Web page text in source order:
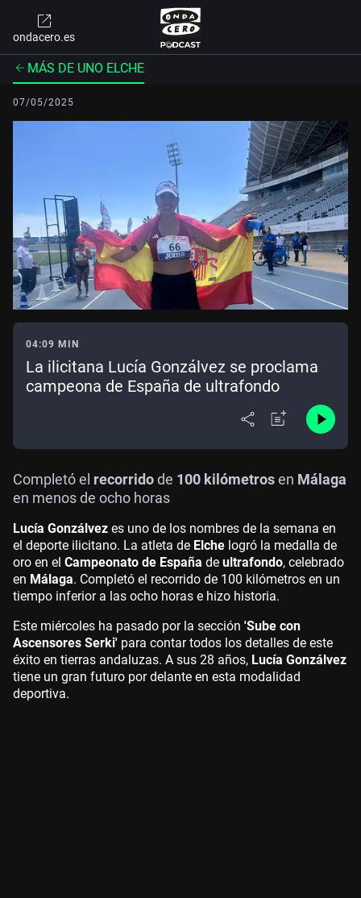
ondacero.es
MÁS DE UNO ELCHE
07/05/2025
04:09 MIN
La ilicitana Lucía Gonzálvez se proclama
campeona de España de ultrafondo
Completó el recorridode 100 kilómetrosen Málaga
en menos de ocho horas
Lucía Gonzálvez es uno de los nombres de la semana en
el deporte ilicitano. La atleta de Elche logró la medalla de
oro en el Campeonato de España de ultrafondo, celebrado
en Málaga. Completó el recorrido de 100 kilómetros en un
tiempo inferior a las ocho horas e hizo historia.
Este miércoles ha pasado por la sección 'Sube con
Ascensores Serki' para contar todos los detalles de este
éxito en tierras andaluzas. A sus 28 años, Lucía Gonzálvez
tiene un gran futuro por delante en esta modalidad
deportiva.